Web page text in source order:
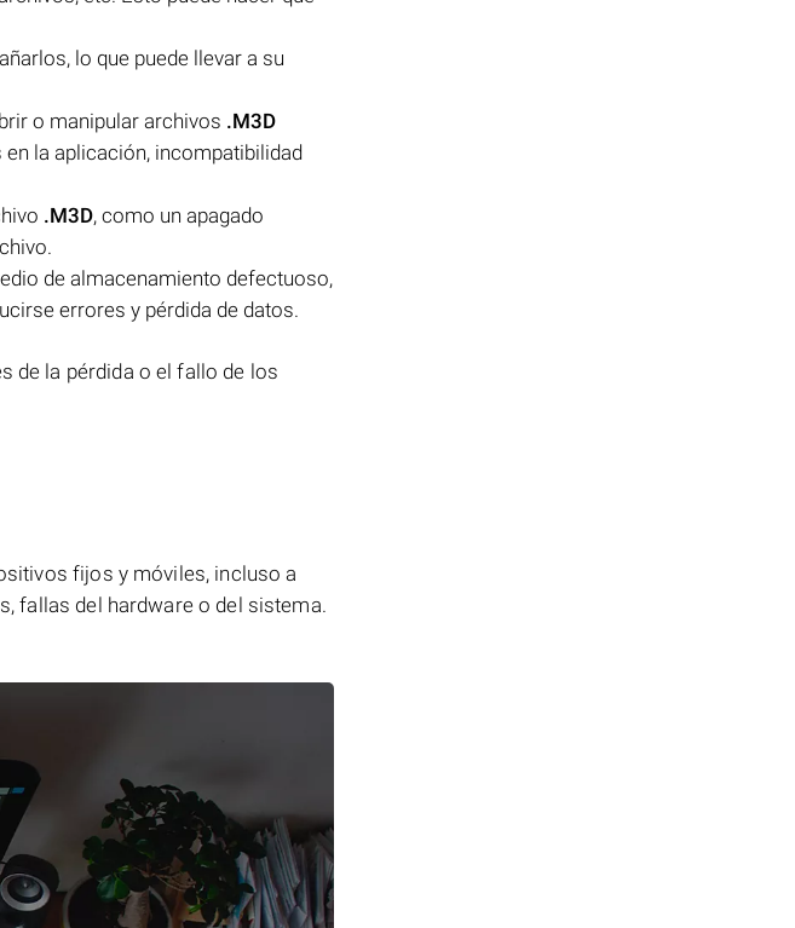
lo que puede llevar a su
o manipular archivos .M3D
la aplicación, incompatibilidad
.M3D, como un apagado
de almacenamiento defectuoso,
errores y pérdida de datos.
de la pérdida o el fallo de los
fijos y móviles, incluso a
fallas del hardware o del sistema.